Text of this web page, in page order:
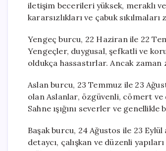
iletişim becerileri yüksek, meraklı
kararsızlıkları ve çabuk
Yengeç burcu, 22 Haziran ile 22
Yengeçler, duygusal, şefkatli ve
oldukça hassastırlar. Ancak zaman
Aslan burcu, 23 Temmuz ile 23
olan Aslanlar, özgüvenli, cömert
Sahne ışığını severler ve
Başak burcu, 24 Ağustos ile 23
detaycı, çalışkan ve düzenli